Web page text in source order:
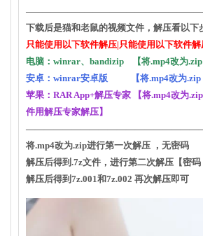
下载后是猫和老鼠的视频文件，解压看以下
只能使用以下软件解压|只能使用以下软件
电脑：winrar、bandizip 【将.mp4改为
安卓：winrar安卓版 【将.mp4改为.zip
苹果：RAR App+解压专家 【将.mp4改为
件用解压专家解压】
将.mp4改为.zip进行第一次解压 ，无密码
解压后得到.7z文件，进行第二次解压【密码
解压后得到7z.001和7z.002 再次解压即可